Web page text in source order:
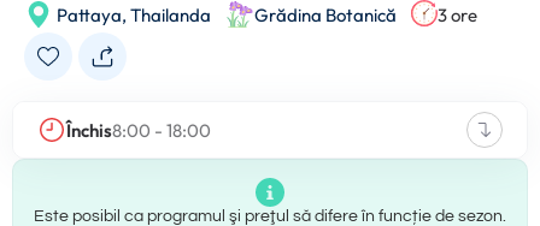
Pattaya, Thailanda Grădina Botanică 3 ore
Închis8:00 - 18:00
Este posibil ca programul şi preţul să difere în funcție de sezon.